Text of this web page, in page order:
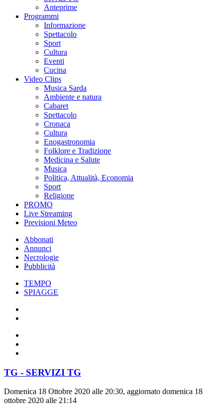
Anteprime
Programmi
Informazione
Spettacolo
Sport
Cultura
Eventi
Cucina
Video Clips
Musica Sarda
Ambiente e natura
Cabaret
Spettacolo
Cronaca
Cultura
Enogastronomia
Folklore e Tradizione
Medicina e Salute
Musica
Politica, Attualità, Economia
Sport
Religione
PROMO
Live Streaming
Previsioni Meteo
Abbonati
Annunci
Necrologie
Pubblicità
TEMPO
SPIAGGE
TG - SERVIZI TG
Domenica 18 Ottobre 2020 alle 20:30, aggiornato domenica 18
ottobre 2020 alle 21:14